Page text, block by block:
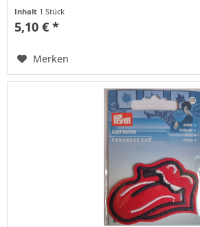
Inhalt 1 Stück
5,10 € *
Merken